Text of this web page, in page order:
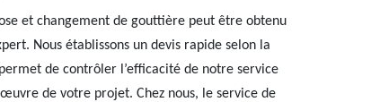
et changement de gouttière peut être obtenu
Nous établissons un devis rapide selon la
de contrôler l’efficacité de notre service
de votre projet. Chez nous, le service de